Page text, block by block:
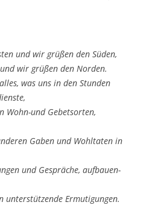
und wir grü­ßen den Süden,
wir grü­ßen den Nor­den.
was uns in den Stun­den
Wohn-und Gebets­or­ten,
Gaben und Wohl­ta­ten in
und Gesprä­che, auf­bau­en­
unter­stüt­zen­de Ermu­ti­gun­gen.